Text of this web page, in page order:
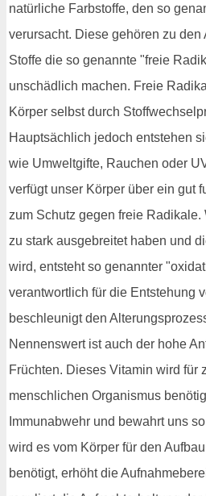
natürliche Farbstoffe, den so
verursacht. Diese gehören zu
Stoffe die so genannte "freie
unschädlich machen. Freie
Körper selbst durch
Hauptsächlich jedoch entstehen
wie Umweltgifte, Rauchen oder
verfügt unser Körper über ein gut
zum Schutz gegen freie
zu stark ausgebreitet haben und
wird, entsteht so genannter
verantwortlich für die Entstehung
beschleunigt den
Nennenswert ist auch der hohe
Früchten. Dieses Vitamin wird für
menschlichen Organismus
Immunabwehr und bewahrt uns
wird es vom Körper für den
benötigt, erhöht die